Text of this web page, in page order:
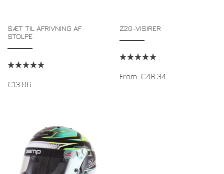
SÆT TIL AFRIVNING AF
STOLPE
€13.06
Z20-VISIRER
From: €48.34